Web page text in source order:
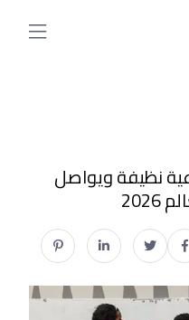
نظيفة ويواصل